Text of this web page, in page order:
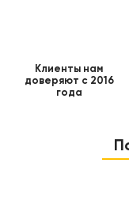
Клиенты нам
доверяют с 2016
года